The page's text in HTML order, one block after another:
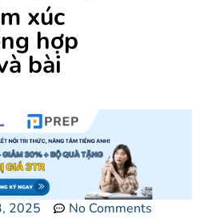
xúc
hợp
bài
2025 No Comments